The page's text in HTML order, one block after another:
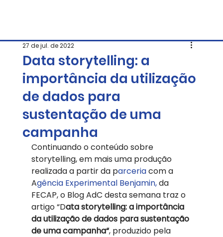
Data storytelling: a
importância da utilização
de dados para
sustentação de uma
campanha
27 de jul. de 2022
Continuando o conteúdo sobre
storytelling, em mais uma produção
realizada a partir da parceria com a
Agência Experimental Benjamin, da
FECAP, o Blog AdC desta semana traz o
artigo “Data storytelling: a importância
da utilização de dados para sustentação
de uma campanha“, produzido pela